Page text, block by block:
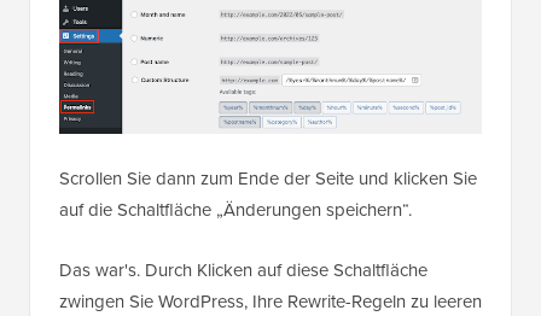
Scrollen Sie dann zum Ende der Seite und klicken Sie
auf die Schaltfläche „Änderungen speichern“.
Das war's. Durch Klicken auf diese Schaltfläche
zwingen Sie WordPress, Ihre Rewrite-Regeln zu leeren